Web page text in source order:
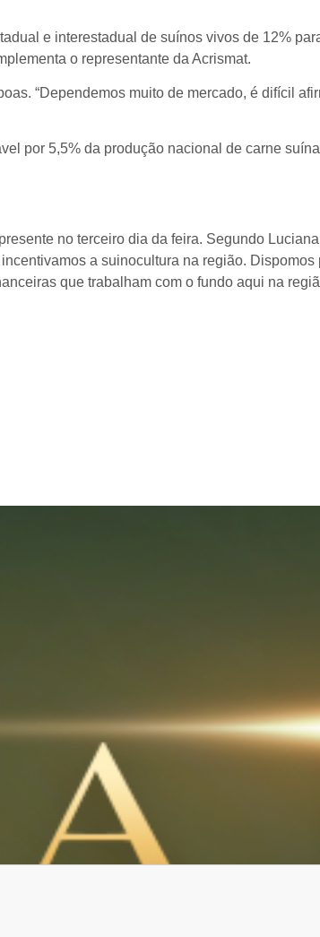
e interestadual de suínos vivos de 12%
o representante da Acrismat.
“Dependemos muito de mercado, é difícil
por 5,5% da produção nacional de carne
no terceiro dia da feira. Segundo
a suinocultura na região.
que trabalham com o fundo aqui na